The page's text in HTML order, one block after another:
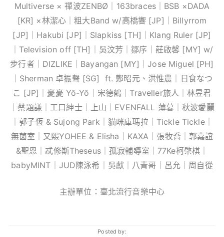
Multiverse × 禪波ZENBØ｜163braces｜BSB ×DADA
[KR] ×林潔心｜粗大Band w/高橋響 [JP]｜Billyrrom
[JP]｜Hakubi [JP]｜Slapkiss [TH]｜Klang Ruler [JP]
｜Television off [TH]｜吳汶芳｜鄒序｜莊啟馨 [MY] w/
步行者｜DIZLIKE｜Bayangan [MY]｜Jose Miguel [PH]
｜Sherman 卓振聲 [SG] ​ ft. 鄭昭元、洪惟農｜日食なつ
こ [JP]｜憂憂 Yō-Yō｜宋德鶴｜Traveller旅人｜林昱君
｜蔡題謙｜工口紳士｜上山｜EVENFALL 薄暮｜秋波愛麗
｜郭子恆 & Sujong Park｜貓咪庫瑪拉｜Tickle Tickle｜
無菌室｜又熙YOHEE & Elisha｜KAXA｜張牧喬｜郭嘉誼
&聖恩｜忒修斯Theseus｜孤寂輔導室｜77Ke柯棨棋｜
babyMINT｜JUD陳泳希｜吳獻｜八青哥｜呂允｜周自從
主辦單位：臺北流行音樂中心
Posted by: